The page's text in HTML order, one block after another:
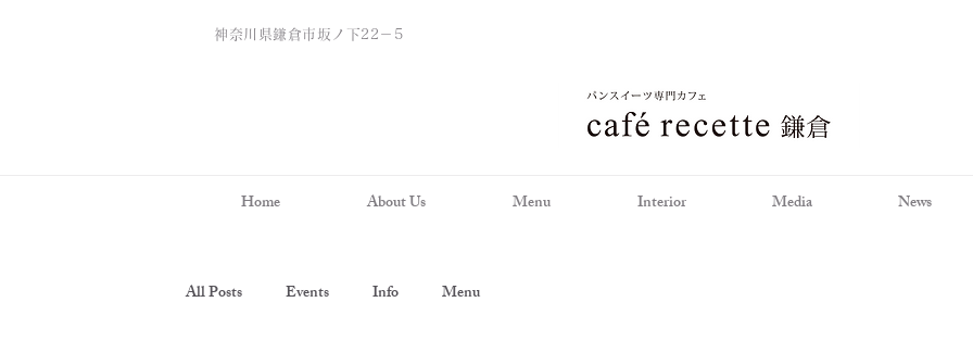
神奈川県鎌倉市坂ノ下22－5
Home About Us Menu Interior Media News
All Posts Events Info Menu